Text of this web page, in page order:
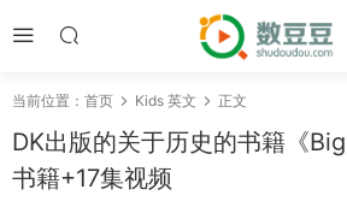
当前位置： 首页 Kids 英文 正文
DK出版的关于历史的书籍《
书籍+17集视频